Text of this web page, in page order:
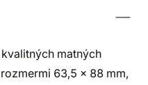
matných
63,5 x 88 mm,